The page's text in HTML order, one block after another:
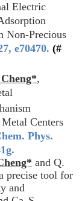
Electric
Non-Precious
e70470. (#
,
Centers
Phys.
and Q.
precise tool for
and